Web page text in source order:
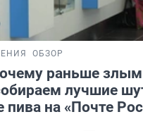
ОБЗОР
раньше злым
лучшие
пива на «Почте